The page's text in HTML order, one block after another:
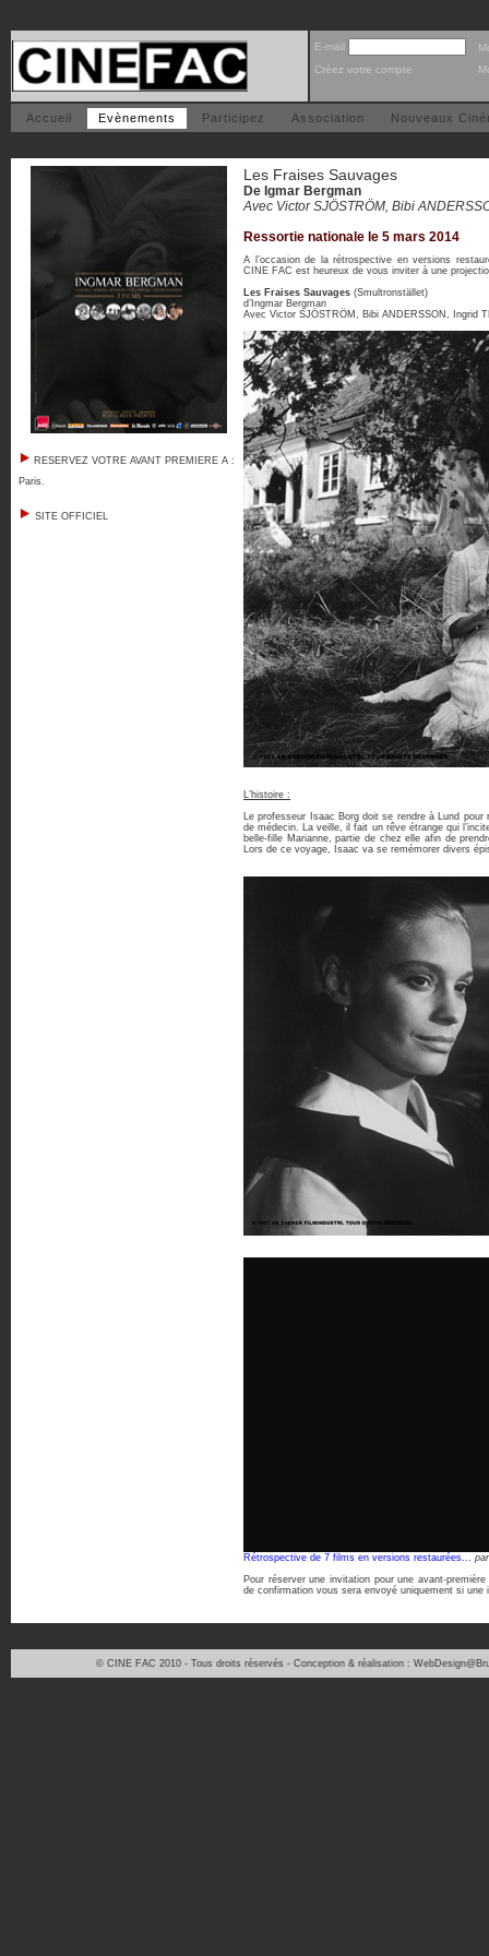
E-mail
Créez votre compte
Accueil Evènements Participez Association Nouveaux
RESERVEZ VOTRE AVANT PREMIERE A :
Paris.
SITE OFFICIEL
Les Fraises Sauvages
De Igmar Bergman
Avec Victor SJÖSTRÖM, Bibi
Ressortie nationale le 5 mars 2014
A l’occasion de la rétrospective en versions
CINE FAC est heureux de vous inviter à une
Les Fraises Sauvages (Smultronstället)
d’Ingmar Bergman
Avec Victor SJÖSTRÖM, Bibi ANDERSSON, Ingrid
L’histoire :
Le professeur Isaac Borg doit se rendre à Lund
de médecin. La veille, il fait un rêve étrange qui
belle-fille Marianne, partie de chez elle afin de
Lors de ce voyage, Isaac va se remémorer divers
Rétrospective de 7 films en versions restaurées...
Pour réserver une invitation pour une avant-
de confirmation vous sera envoyé uniquement si
© CINE FAC 2010 - Tous droits réservés - Conception & réalisation :